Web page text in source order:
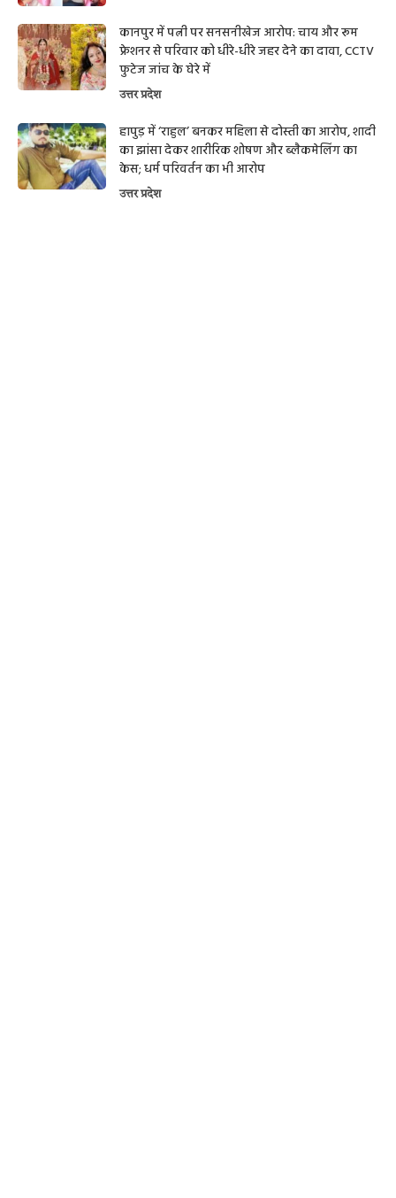
कानपुर में पत्नी पर सनसनीखेज आरोप: चाय और रूम
फ्रेशनर से परिवार को धीरे-धीरे जहर देने का दावा, CCTV
फुटेज जांच के घेरे में
उत्तर प्रदेश
हापुड़ में ‘राहुल’ बनकर महिला से दोस्ती का आरोप, शादी
का झांसा देकर शारीरिक शोषण और ब्लैकमेलिंग का
केस; धर्म परिवर्तन का भी आरोप
उत्तर प्रदेश